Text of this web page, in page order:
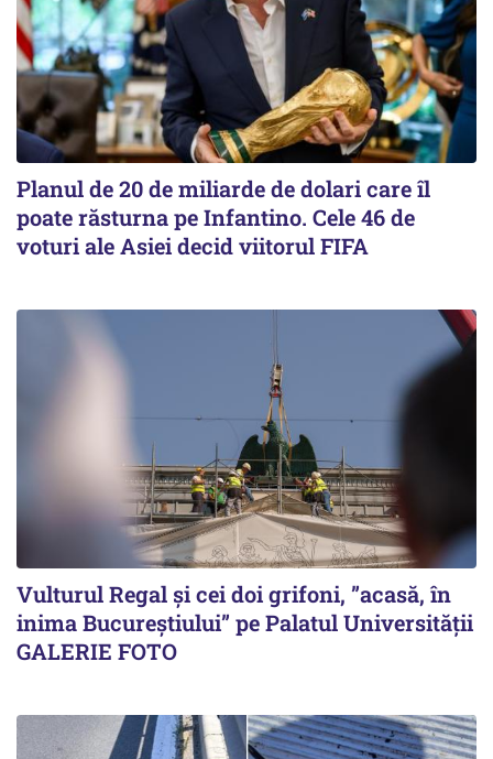
Planul de 20 de miliarde de dolari care îl
poate răsturna pe Infantino. Cele 46 de
voturi ale Asiei decid viitorul FIFA
Vulturul Regal și cei doi grifoni, ”acasă, în
inima Bucureștiului” pe Palatul Universității
GALERIE FOTO